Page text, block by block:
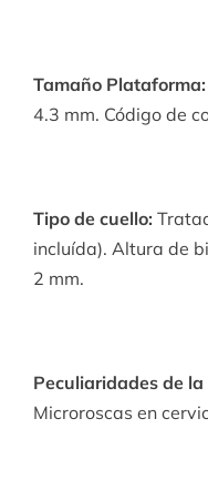
Tamaño Plataforma:
4.3 mm. Código de
Tipo de cuello:
incluída). Altura de
2 mm.
Peculiaridades de la
Microroscas en